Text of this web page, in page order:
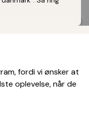
fordi vi ønsker at
oplevelse, når de